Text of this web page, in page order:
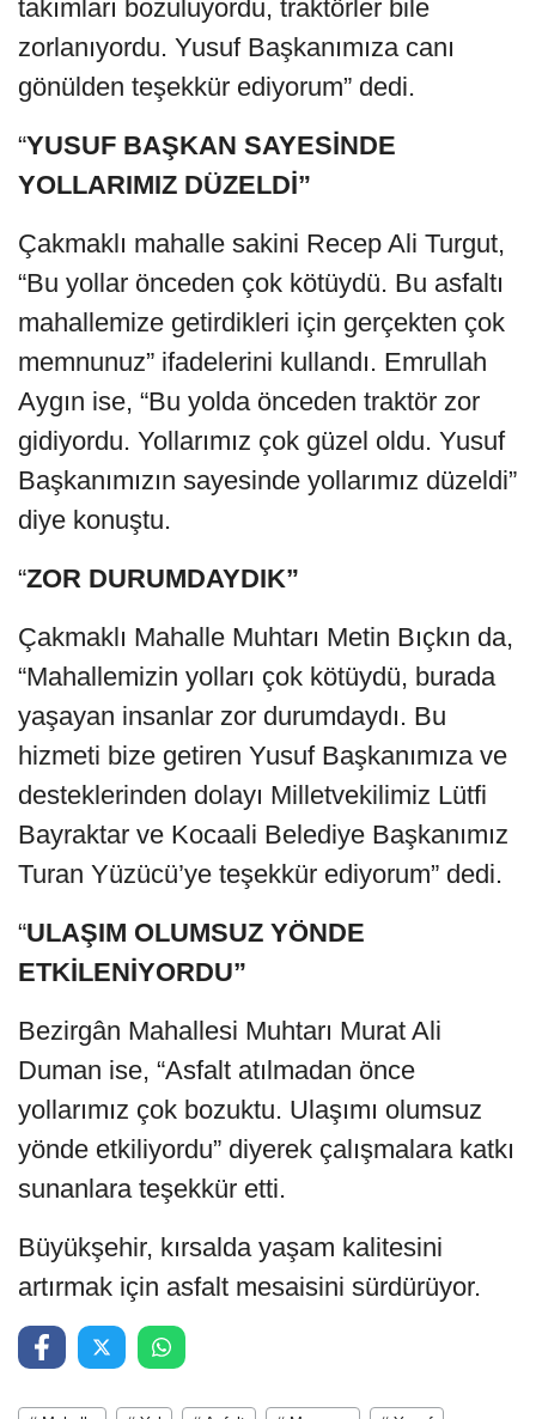
takımları bozuluyordu, traktörler bile
zorlanıyordu. Yusuf Başkanımıza canı
gönülden teşekkür ediyorum” dedi.
“YUSUF BAŞKAN SAYESİNDE
YOLLARIMIZ DÜZELDİ”
Çakmaklı mahalle sakini Recep Ali Turgut,
“Bu yollar önceden çok kötüydü. Bu asfaltı
mahallemize getirdikleri için gerçekten çok
memnunuz” ifadelerini kullandı. Emrullah
Aygın ise, “Bu yolda önceden traktör zor
gidiyordu. Yollarımız çok güzel oldu. Yusuf
Başkanımızın sayesinde yollarımız düzeldi”
diye konuştu.
“ZOR DURUMDAYDIK”
Çakmaklı Mahalle Muhtarı Metin Bıçkın da,
“Mahallemizin yolları çok kötüydü, burada
yaşayan insanlar zor durumdaydı. Bu
hizmeti bize getiren Yusuf Başkanımıza ve
desteklerinden dolayı Milletvekilimiz Lütfi
Bayraktar ve Kocaali Belediye Başkanımız
Turan Yüzücü’ye teşekkür ediyorum” dedi.
“ULAŞIM OLUMSUZ YÖNDE
ETKİLENİYORDU”
Bezirgân Mahallesi Muhtarı Murat Ali
Duman ise, “Asfalt atılmadan önce
yollarımız çok bozuktu. Ulaşımı olumsuz
yönde etkiliyordu” diyerek çalışmalara katkı
sunanlara teşekkür etti.
Büyükşehir, kırsalda yaşam kalitesini
artırmak için asfalt mesaisini sürdürüyor.